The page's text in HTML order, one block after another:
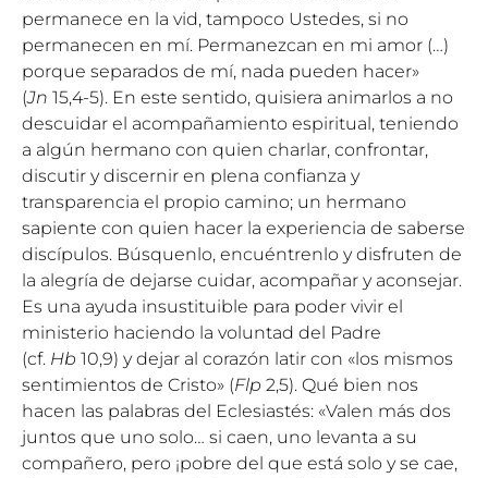
permanece en la vid, tampoco Ustedes, si no
permanecen en mí. Permanezcan en mi amor (…)
porque separados de mí, nada pueden hacer»
(Jn 15,4-5). En este sentido, quisiera animarlos a no
descuidar el acompañamiento espiritual, teniendo
a algún hermano con quien charlar, confrontar,
discutir y discernir en plena confianza y
transparencia el propio camino; un hermano
sapiente con quien hacer la experiencia de saberse
discípulos. Búsquenlo, encuéntrenlo y disfruten de
la alegría de dejarse cuidar, acompañar y aconsejar.
Es una ayuda insustituible para poder vivir el
ministerio haciendo la voluntad del Padre
(cf. Hb 10,9) y dejar al corazón latir con «los mismos
sentimientos de Cristo» (Flp 2,5). Qué bien nos
hacen las palabras del Eclesiastés: «Valen más dos
juntos que uno solo… si caen, uno levanta a su
compañero, pero ¡pobre del que está solo y se cae,